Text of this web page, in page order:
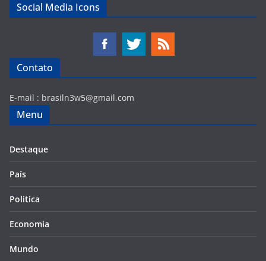
Social Media Icons
Contato
E-mail : brasiln3w5@gmail.com
Menu
Destaque
País
Politica
Economia
Mundo